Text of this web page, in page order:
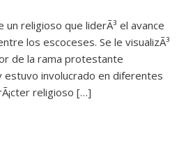
un religioso que liderÃ³ el avance
los escoceses. Se le visualizÃ³
de la rama protestante
estuvo involucrado en diferentes
religioso […]